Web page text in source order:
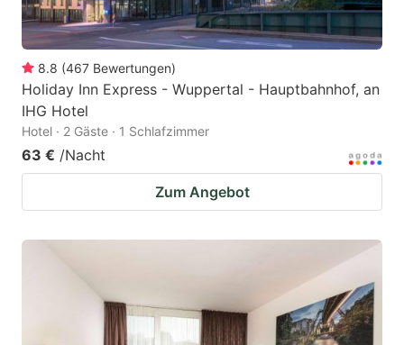
8.8 (467 Bewertungen)
Holiday Inn Express - Wuppertal - Hauptbahnhof, an
IHG Hotel
Hotel · 2 Gäste · 1 Schlafzimmer
63 € /Nacht
Zum Angebot